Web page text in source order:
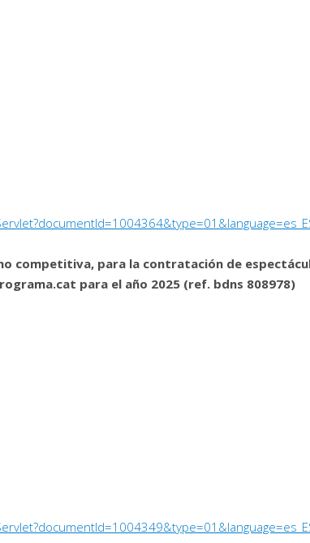
competitiva, para la contratación de
para el año 2025 (ref. bdns 808978)